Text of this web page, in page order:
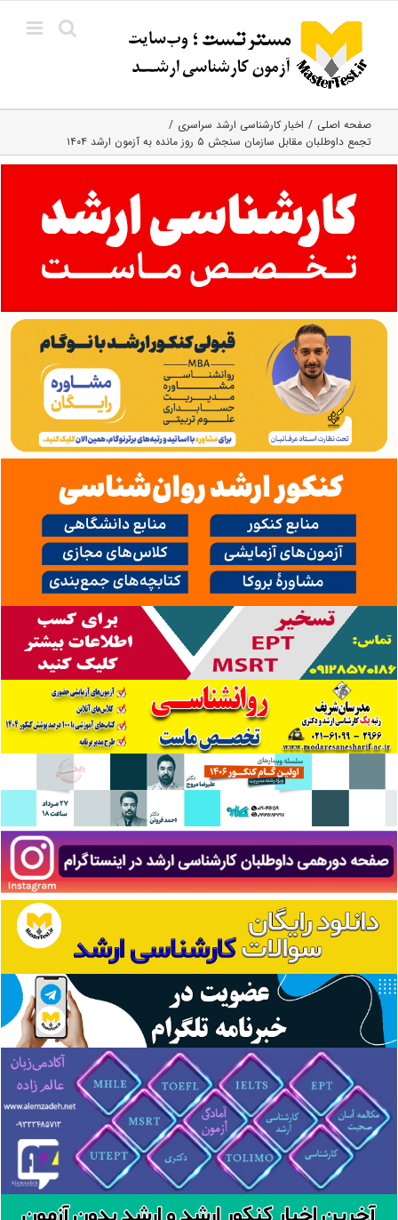
content
صفحه اصلی
اخبار کارشناسی ارشد سراسری
تجمع داوطلبان مقابل سازمان سنجش ۵ روز مانده به آزمون ارشد ۱۴۰۴